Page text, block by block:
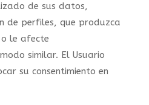
de sus datos,
de perfiles, que produzca
o le afecte
similar. El Usuario
su consentimiento en